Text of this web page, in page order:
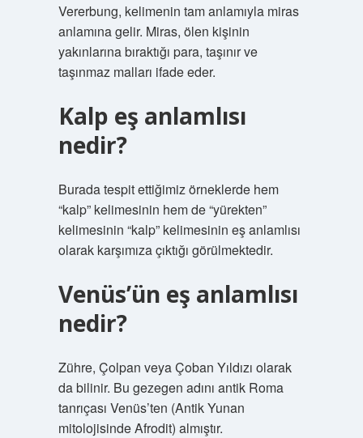
Vererbung, kelimenin tam anlamıyla miras
anlamına gelir. Miras, ölen kişinin
yakınlarına bıraktığı para, taşınır ve
taşınmaz malları ifade eder.
Kalp eş anlamlısı
nedir?
Burada tespit ettiğimiz örneklerde hem
“kalp” kelimesinin hem de “yürekten”
kelimesinin “kalp” kelimesinin eş anlamlısı
olarak karşımıza çıktığı görülmektedir.
Venüs’ün eş anlamlısı
nedir?
Zühre, Çolpan veya Çoban Yıldızı olarak
da bilinir. Bu gezegen adını antik Roma
tanrıçası Venüs’ten (Antik Yunan
mitolojisinde Afrodit) almıştır.